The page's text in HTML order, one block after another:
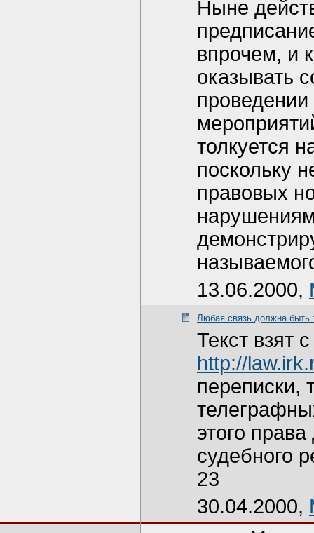
Ныне
впрочем, и
оказывать
толкуется
поскольку
правовых
13.06.2000,
Любая связь должна быть
Текст взят
http://
переписки,
этого
судебного
23
30.04.2000,